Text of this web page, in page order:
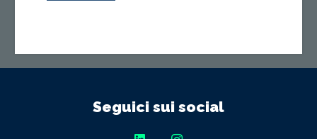
Seguici sui social